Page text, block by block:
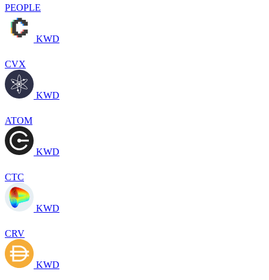
PEOPLE
KWD
CVX
KWD
ATOM
KWD
CTC
KWD
CRV
KWD